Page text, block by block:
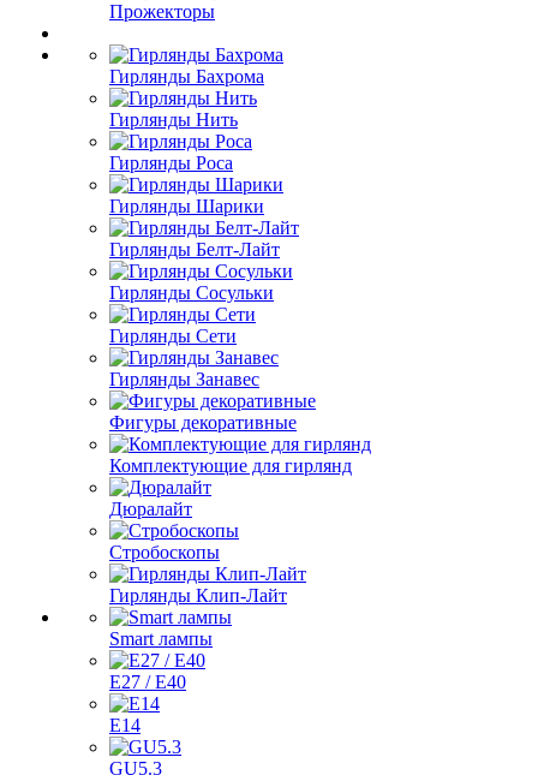
Прожекторы
Гирлянды Бахрома
Гирлянды Нить
Гирлянды Роса
Гирлянды Шарики
Гирлянды Белт-Лайт
Гирлянды Сосульки
Гирлянды Сети
Гирлянды Занавес
Фигуры декоративные
Комплектующие для гирлянд
Дюралайт
Стробоскопы
Гирлянды Клип-Лайт
Smart лампы
E27 / E40
E14
GU5.3